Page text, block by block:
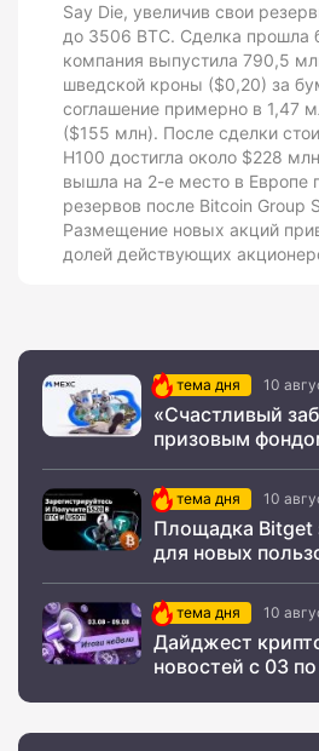
Say Die, увеличив свои
до 3506 BTC. Сделка прошла
компания выпустила 790,5
шведской кроны ($0,20) за
соглашение примерно в 1,47
($155 млн). После сделки
H100 достигла около $228
вышла на 2-е место в Европе
резервов после Bitcoin Group
Размещение новых акций
долей действующих
тема дня 10
«Счастливый
призовым
тема дня 10
Площадка Bitget
для новых
тема дня 10
Дайджест
новостей с 03